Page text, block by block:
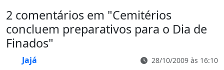
2 comentários em "Cemitérios
concluem preparativos para o Dia de
Finados"
Jajá 28/10/2009 às 16:10